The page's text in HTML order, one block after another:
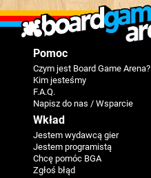
Pomoc
Czym jest Board Game Arena?
Kim jesteśmy
F.A.Q.
Napisz do nas / Wsparcie
Wkład
Jestem wydawcą gier
Jestem programistą
Chcę pomóc BGA
Zgłoś błąd